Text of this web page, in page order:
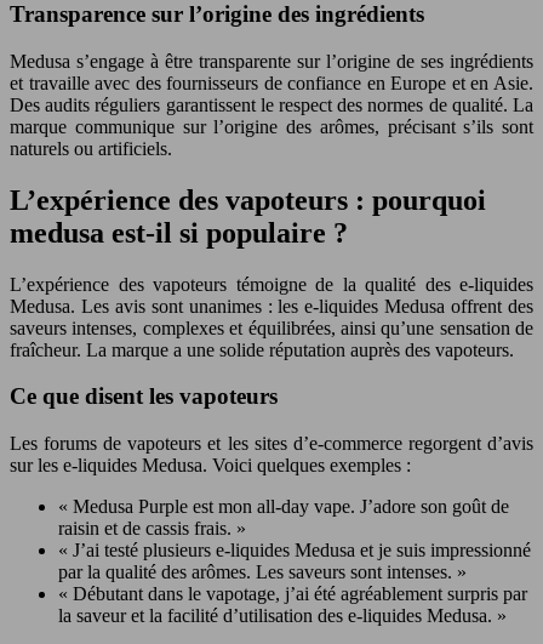
Transparence sur l’origine des ingrédients
Medusa s’engage à être transparente sur l’origine de ses ingrédients
et travaille avec des fournisseurs de confiance en Europe et en Asie.
Des audits réguliers garantissent le respect des normes de qualité. La
marque communique sur l’origine des arômes, précisant s’ils sont
naturels ou artificiels.
L’expérience des vapoteurs : pourquoi
medusa est-il si populaire ?
L’expérience des vapoteurs témoigne de la qualité des e-liquides
Medusa. Les avis sont unanimes : les e-liquides Medusa offrent des
saveurs intenses, complexes et équilibrées, ainsi qu’une sensation de
fraîcheur. La marque a une solide réputation auprès des vapoteurs.
Ce que disent les vapoteurs
Les forums de vapoteurs et les sites d’e-commerce regorgent d’avis
sur les e-liquides Medusa. Voici quelques exemples :
« Medusa Purple est mon all-day vape. J’adore son goût de
raisin et de cassis frais. »
« J’ai testé plusieurs e-liquides Medusa et je suis impressionné
par la qualité des arômes. Les saveurs sont intenses. »
« Débutant dans le vapotage, j’ai été agréablement surpris par
la saveur et la facilité d’utilisation des e-liquides Medusa. »